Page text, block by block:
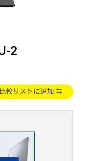
2
比較リストに追加